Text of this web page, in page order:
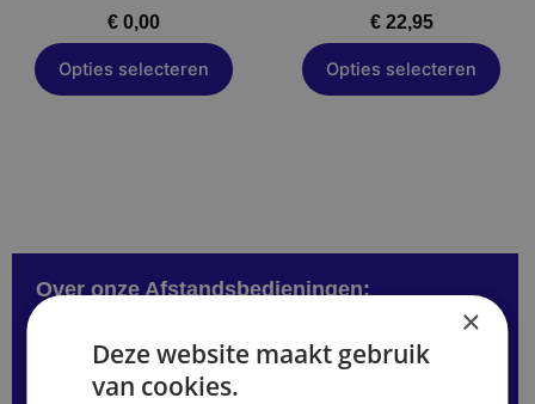
€ 0,00
Opties selecteren
de
productpagina
€22,95
Opties selecteren
de
productpagina
Over onze Afstandsbedieningen:
We hebben afstandsbedieningen in verschillende types.
Als jouw remote er niet tussen staat vul het formulier
hiernaast even in of bel ons en we bespreken samen de
×
Deze website maakt gebruik
van cookies.